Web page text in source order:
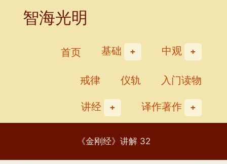
智海光明
首页 基础
中观
戒律
仪轨
入门读物
讲经
译作著作
《金刚经》讲解 32